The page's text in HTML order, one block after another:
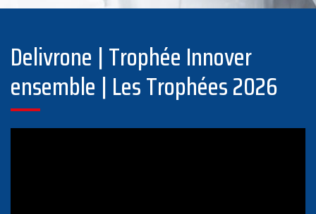
Delivrone | Trophée Innover
ensemble | Les Trophées 2026